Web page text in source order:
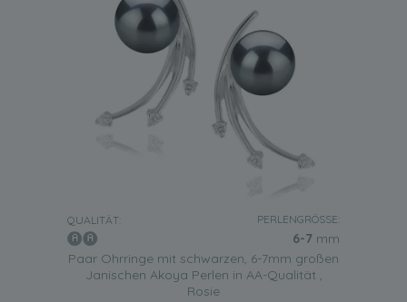
QUALITÄT: PERLENGRÖSSE:
6-7 mm
Paar Ohrringe mit schwarzen, 6-7mm großen
Janischen Akoya Perlen in AA-Qualität ,
Rosie